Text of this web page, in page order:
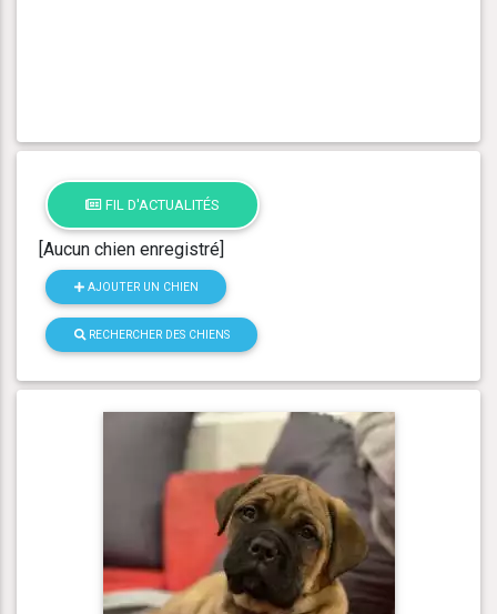
FIL D'ACTUALITÉS
[Aucun chien enregistré]
AJOUTER UN CHIEN
RECHERCHER DES CHIENS